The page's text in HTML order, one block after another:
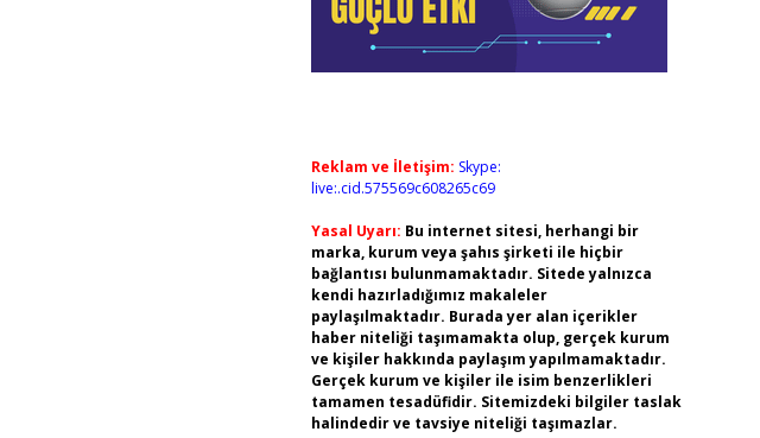
Reklam ve İletişim: Skype:
live:.cid.575569c608265c69
Yasal Uyarı: Bu internet sitesi, herhangi bir
marka, kurum veya şahıs şirketi ile hiçbir
bağlantısı bulunmamaktadır. Sitede yalnızca
kendi hazırladığımız makaleler
paylaşılmaktadır. Burada yer alan içerikler
haber niteliği taşımamakta olup, gerçek kurum
ve kişiler hakkında paylaşım yapılmamaktadır.
Gerçek kurum ve kişiler ile isim benzerlikleri
tamamen tesadüfidir. Sitemizdeki bilgiler taslak
halindedir ve tavsiye niteliği taşımazlar.